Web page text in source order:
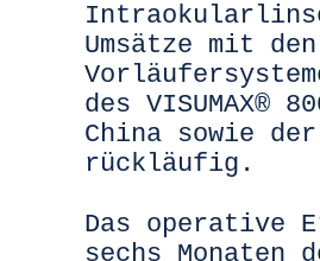
Umsätze mit den
des VISUMAX®
China sowie
rückläufig.
Das operative
sechs Monaten